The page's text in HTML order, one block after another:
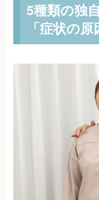
5種類の独
「症状の